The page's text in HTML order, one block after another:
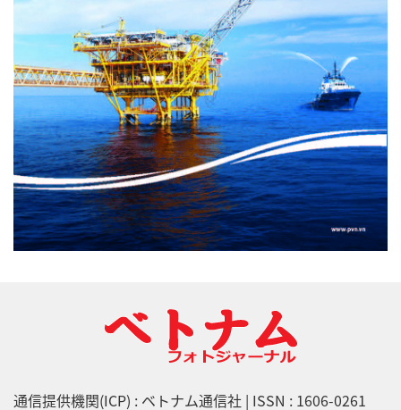
通信提供機関(ICP) : ベトナム通信社 | ISSN : 1606-0261